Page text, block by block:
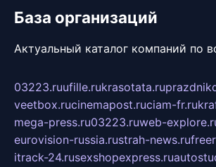
База организаций
Актуальный каталог компаний по
03223.ruufille.rukrasotata.ru
veetbox.rucinemapost.ruciam-fr.ru
mega-press.ru03223.ruweb-
eurovision-russia.rustrah-news.ru
itrack-24.rusexshopexpress.ru